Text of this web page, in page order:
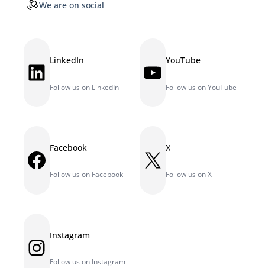
We are on social
LinkedIn LinkedIn
Follow us on LinkedIn
YouTube YouTube
Follow us on YouTube
Facebook Facebook
Follow us on Facebook
X X
Follow us on X
Instagram Instagram
Follow us on Instagram